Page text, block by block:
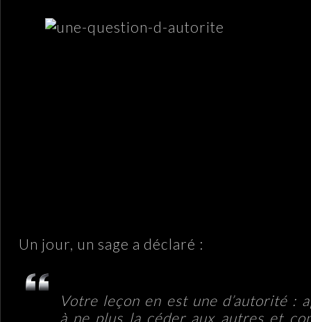
Un jour, un sage a déclaré :
Votre leçon en est une d’autorité :
à ne plus la céder aux autres et